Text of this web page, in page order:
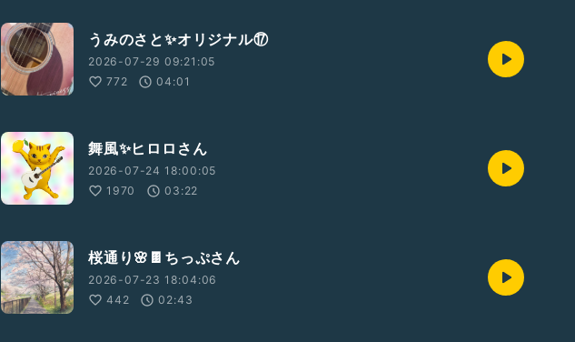
うみのさと✨オリジナル⑰
2026-07-29 09:21:05
772
04:01
舞風✨ヒロロさん
2026-07-24 18:00:05
1970
03:22
桜通り🌸🍫ちっぷさん
2026-07-23 18:04:06
442
02:43